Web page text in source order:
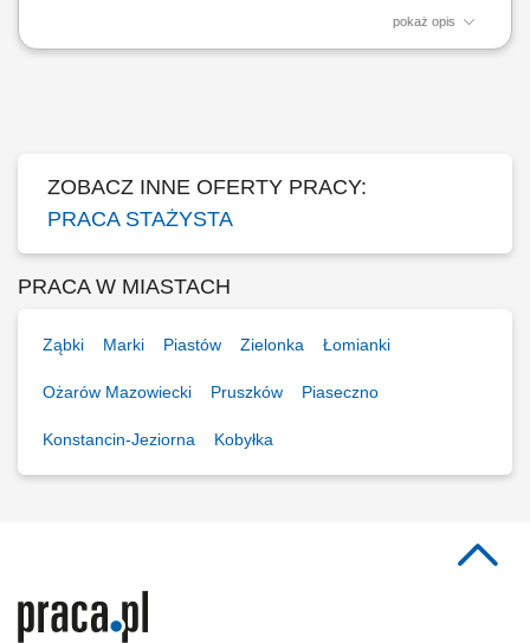
pokaż opis
Projekt „RozPracuj się ! Kompleksowy program aktywizacji zawodowej
ZOBACZ INNE OFERTY PRACY:
PRACA STAŻYSTA
PRACA W MIASTACH
Ząbki Marki Piastów Zielonka Łomianki
Ożarów Mazowiecki Pruszków Piaseczno
Konstancin-Jeziorna Kobyłka